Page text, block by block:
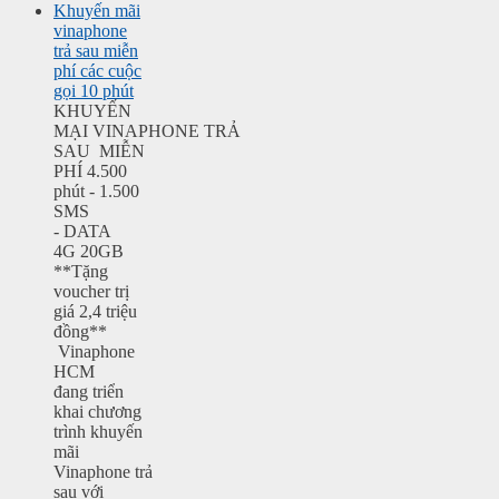
Khuyến mãi
vinaphone
trả sau miễn
phí các cuộc
gọi 10 phút
KHUYẾN
MẠI VINAPHONE TRẢ
SAU MIỄN
PHÍ 4.500
phút - 1.500
SMS
- DATA
4G 20GB
**Tặng
voucher trị
giá 2,4 triệu
đồng**
Vinaphone
HCM
đang triển
khai chương
trình khuyến
mãi
Vinaphone trả
sau với